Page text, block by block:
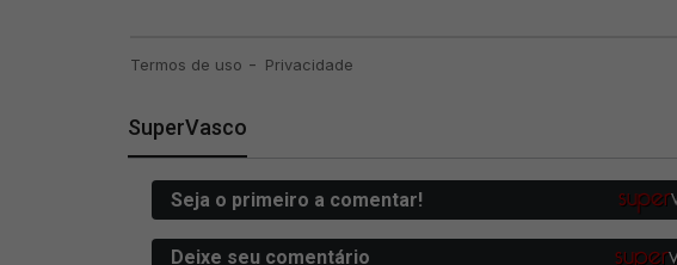
SuperVasco